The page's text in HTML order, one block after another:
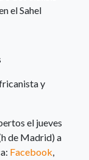
el Sahel
y
el jueves
de Madrid) a
Facebook,